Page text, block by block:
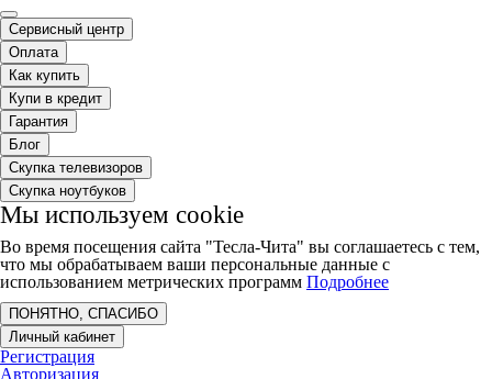
Сервисный центр
Оплата
Как купить
Купи в кредит
Гарантия
Блог
Скупка телевизоров
Скупка ноутбуков
Мы используем cookie
Во время посещения сайта "Тесла-Чита" вы соглашаетесь с тем,
что мы обрабатываем ваши персональные данные с
использованием метрических программ Подробнее
ПОНЯТНО, СПАСИБО
Личный кабинет
Регистрация
Авторизация